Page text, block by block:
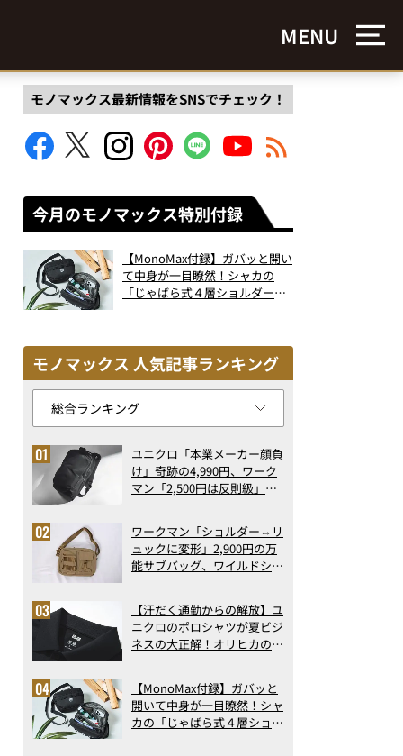
MENU
モノマックス最新情報をSNSでチェック！
今月のモノマックス特別付録
【MonoMax付録】ガバッと開い
て中身が一目瞭然！シャカの
「じゃばら式４層ショルダーバ
モノマックス 人気記事ランキング
ユニクロ「本業メーカー顔負
け」奇跡の4,990円、ワーク
マン「2,500円は反則級」凄
ト3】（2026年6月版）
ワークマン「ショルダー⇔リ
ュックに変形」2,900円の万
能サブバッグ、ワイルドシン
記事ランキングベスト3】
（2026年6月版）
【汗だく通勤からの解放】ユ
ニクロのポロシャツが夏ビジ
ネスの大正解！オリヒカの透
アの実力
【MonoMax付録】ガバッと
開いて中身が一目瞭然！シャ
カの「じゃばら式４層ショル